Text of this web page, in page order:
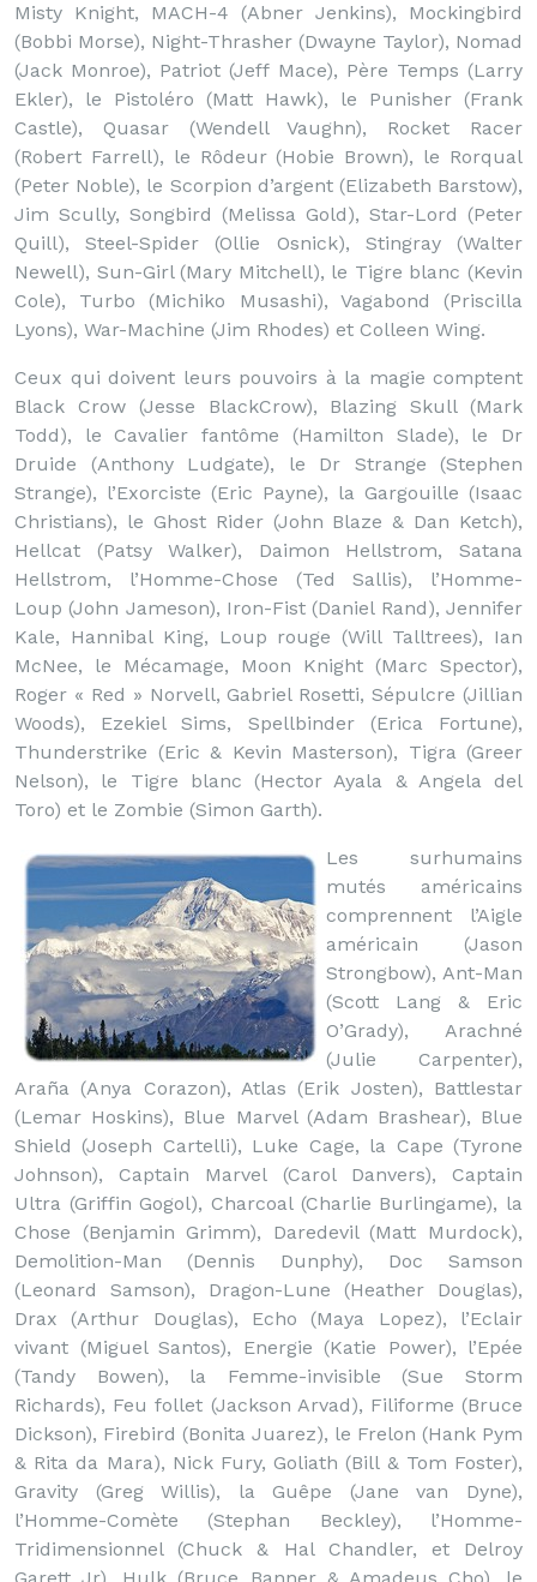
Misty Knight, MACH-4 (Abner Jenkins), Mockingbird
(Bobbi Morse), Night-Thrasher (Dwayne Taylor), Nomad
(Jack Monroe), Patriot (Jeff Mace), Père Temps (Larry
Ekler), le Pistoléro (Matt Hawk), le Punisher (Frank
Castle), Quasar (Wendell Vaughn), Rocket Racer
(Robert Farrell), le Rôdeur (Hobie Brown), le Rorqual
(Peter Noble), le Scorpion d’argent (Elizabeth Barstow),
Jim Scully, Songbird (Melissa Gold), Star-Lord (Peter
Quill), Steel-Spider (Ollie Osnick), Stingray (Walter
Newell), Sun-Girl (Mary Mitchell), le Tigre blanc (Kevin
Cole), Turbo (Michiko Musashi), Vagabond (Priscilla
Lyons), War-Machine (Jim Rhodes) et Colleen Wing.
Ceux qui doivent leurs pouvoirs à la magie comptent
Black Crow (Jesse BlackCrow), Blazing Skull (Mark
Todd), le Cavalier fantôme (Hamilton Slade), le Dr
Druide (Anthony Ludgate), le Dr Strange (Stephen
Strange), l’Exorciste (Eric Payne), la Gargouille (Isaac
Christians), le Ghost Rider (John Blaze & Dan Ketch),
Hellcat (Patsy Walker), Daimon Hellstrom, Satana
Hellstrom, l’Homme-Chose (Ted Sallis), l’Homme-
Loup (John Jameson), Iron-Fist (Daniel Rand), Jennifer
Kale, Hannibal King, Loup rouge (Will Talltrees), Ian
McNee, le Mécamage, Moon Knight (Marc Spector),
Roger « Red » Norvell, Gabriel Rosetti, Sépulcre (Jillian
Woods), Ezekiel Sims, Spellbinder (Erica Fortune),
Thunderstrike (Eric & Kevin Masterson), Tigra (Greer
Nelson), le Tigre blanc (Hector Ayala & Angela del
Toro) et le Zombie (Simon Garth).
Les surhumains
mutés américains
comprennent l’Aigle
américain (Jason
Strongbow), Ant-Man
(Scott Lang & Eric
O’Grady), Arachné
(Julie Carpenter),
Araña (Anya Corazon), Atlas (Erik Josten), Battlestar
(Lemar Hoskins), Blue Marvel (Adam Brashear), Blue
Shield (Joseph Cartelli), Luke Cage, la Cape (Tyrone
Johnson), Captain Marvel (Carol Danvers), Captain
Ultra (Griffin Gogol), Charcoal (Charlie Burlingame), la
Chose (Benjamin Grimm), Daredevil (Matt Murdock),
Demolition-Man (Dennis Dunphy), Doc Samson
(Leonard Samson), Dragon-Lune (Heather Douglas),
Drax (Arthur Douglas), Echo (Maya Lopez), l’Eclair
vivant (Miguel Santos), Energie (Katie Power), l’Epée
(Tandy Bowen), la Femme-invisible (Sue Storm
Richards), Feu follet (Jackson Arvad), Filiforme (Bruce
Dickson), Firebird (Bonita Juarez), le Frelon (Hank Pym
& Rita da Mara), Nick Fury, Goliath (Bill & Tom Foster),
Gravity (Greg Willis), la Guêpe (Jane van Dyne),
l’Homme-Comète (Stephan Beckley), l’Homme-
Tridimensionnel (Chuck & Hal Chandler, et Delroy